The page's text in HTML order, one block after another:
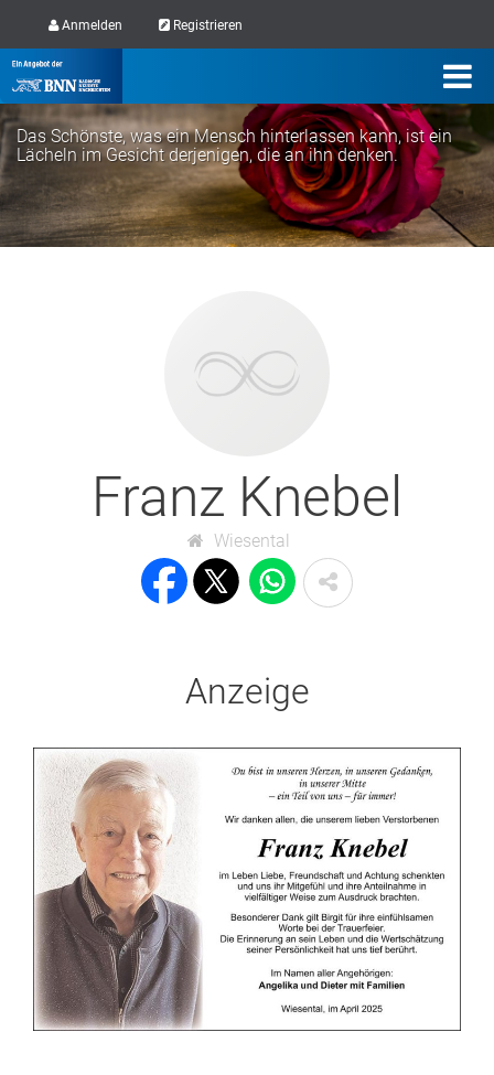
Anmelden Registrieren
Das Schönste, was ein Mensch hinterlassen kann, ist ein
Lächeln im Gesicht derjenigen, die an ihn denken.
Franz Knebel
Wiesental
Anzeige